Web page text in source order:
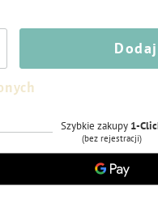
Szybkie zakupy 1-
(bez rejestracji)